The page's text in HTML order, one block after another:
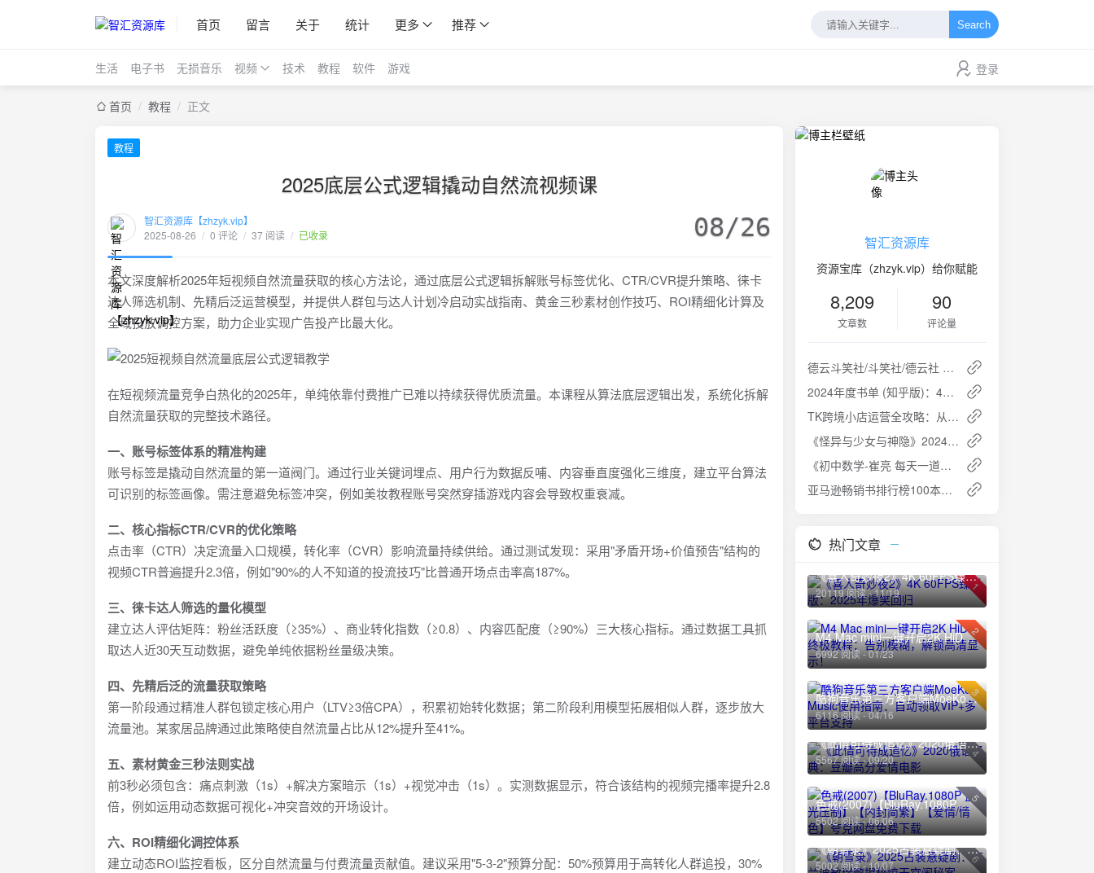
首页 留言 关于 统计 更多 推荐 Search
生活 电子书 无损音乐 视频 技术 教程 软件 游戏 登录
首页 / 教程 / 正文
教程
2025底层公式逻辑撬动自然流视频课
智汇资源库【zhzyk.vip】
2025-08-26 / 0 评论 / 37 阅读 / 已收录 08/26
本文深度解析2025年短视频自然流量获取的核心方法论，通过底层公式逻辑拆解账号标签优化、CTR/CVR提升策略、徕卡
达人筛选机制、先精后泛运营模型，并提供人群包与达人计划冷启动实战指南、黄金三秒素材创作技巧、ROI精细化计算及
全域投放调控方案，助力企业实现广告投产比最大化。
在短视频流量竞争白热化的2025年，单纯依靠付费推广已难以持续获得优质流量。本课程从算法底层逻辑出发，系统化拆解
自然流量获取的完整技术路径。
一、账号标签体系的精准构建
账号标签是撬动自然流量的第一道阀门。通过行业关键词埋点、用户行为数据反哺、内容垂直度强化三维度，建立平台算法
可识别的标签画像。需注意避免标签冲突，例如美妆教程账号突然穿插游戏内容会导致权重衰减。
二、核心指标CTR/CVR的优化策略
点击率（CTR）决定流量入口规模，转化率（CVR）影响流量持续供给。通过测试发现：采用"矛盾开场+价值预告"结构的
视频CTR普遍提升2.3倍，例如"90%的人不知道的投流技巧"比普通开场点击率高187%。
三、徕卡达人筛选的量化模型
建立达人评估矩阵：粉丝活跃度（≥35%）、商业转化指数（≥0.8）、内容匹配度（≥90%）三大核心指标。通过数据工具抓
取达人近30天互动数据，避免单纯依据粉丝量级决策。
四、先精后泛的流量获取策略
第一阶段通过精准人群包锁定核心用户（LTV≥3倍CPA），积累初始转化数据；第二阶段利用模型拓展相似人群，逐步放大
流量池。某家居品牌通过此策略使自然流量占比从12%提升至41%。
五、素材黄金三秒法则实战
前3秒必须包含：痛点刺激（1s）+解决方案暗示（1s）+视觉冲击（1s）。实测数据显示，符合该结构的视频完播率提升2.8
倍，例如运用动态数据可视化+冲突音效的开场设计。
六、ROI精细化调控体系
建立动态ROI监控看板，区分自然流量与付费流量贡献值。建议采用"5-3-2"预算分配：50%预算用于高转化人群追投，30%
智汇资源库
资源宝库（zhzyk.vip）给你赋能
8,209
文章数
90
评论量
德云斗笑社/斗笑社/德云社 第三季 (2025) - 爆笑升级，德云最强喜剧人
2024年度书单 (知乎版)：42本精选好书，开启智慧阅读之旅
TK跨境小店运营全攻略：从0到1快速盈利
《怪异与少女与神隐》2024：全12集日语中字，探索小镇神秘之谜
《初中数学-崔亮 每天一道压轴题坚持200天》夸克网盘高速下载+免费资源
亚马逊畅销书排行榜100本夸克网盘免费下载
热门文章
1
《喜人奇妙夜2》4K 60FPS臻彩版：2025年爆笑回归
20119 阅读 - 11/19
2
M4 Mac mini一键开启2K HiDPI终极教程：告别模糊，解锁高清显示！
6992 阅读 - 01/23
3
酷狗音乐第三方客户端MoeKoe Music使用指南：自动领取VIP+多平台支持
6116 阅读 - 04/16
4
《此情可待成追忆》2020俄语经典：豆瓣高分爱情电影
5567 阅读 - 09/20
5
色戒(2007)【BluRay.1080P 蓝光压制】【内封简繁】【爱情/情色】夸克网盘免费下载
5502 阅读 - 06/06
6
《朝雪录》2025古装悬疑剧：李兰迪敖瑞鹏揭秘惊天宫闱秘案
5002 阅读 - 10/07